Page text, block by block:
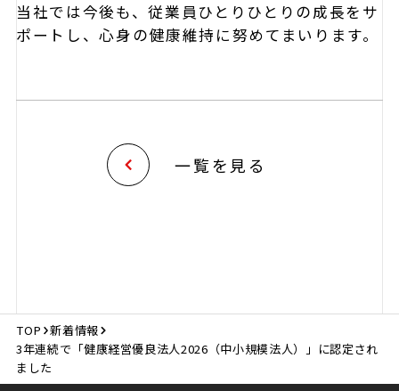
当社では今後も、従業員ひとりひとりの成長をサ
ポートし、心身の健康維持に努めてまいります。
一覧を見る
TOP
新着情報
3年連続で「健康経営優良法人2026（中小規模法人）」に認定され
ました